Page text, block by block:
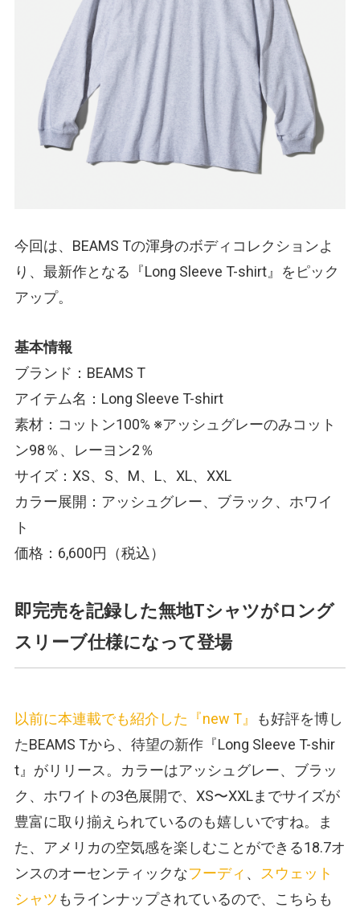
今回は、BEAMS Tの渾身のボディコレクションよ
り、最新作となる『Long Sleeve T-shirt』をピック
アップ。
基本情報
ブランド：BEAMS T
アイテム名：Long Sleeve T-shirt
素材：コットン100% ※アッシュグレーのみコット
ン98％、レーヨン2％
サイズ：XS、S、M、L、XL、XXL
カラー展開：アッシュグレー、ブラック、ホワイ
ト
価格：6,600円（税込）
即完売を記録した無地Tシャツがロング
スリーブ仕様になって登場
以前に本連載でも紹介した『new T』
も好評を博し
たBEAMS Tから、待望の新作『Long Sleeve T-shir
t』がリリース。カラーはアッシュグレー、ブラッ
ク、ホワイトの3色展開で、XS〜XXLまでサイズが
豊富に取り揃えられているのも嬉しいですね。ま
た、アメリカの空気感を楽しむことができる18.7オ
ンスのオーセンティックなフーディ 、
スウェット
シャツ もラインナップされているので、こちらも